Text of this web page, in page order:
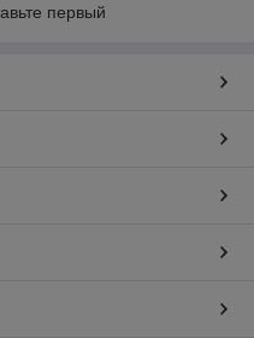
первый